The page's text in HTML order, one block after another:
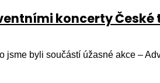
koncerty České
jsme byli součástí úžasné akce –